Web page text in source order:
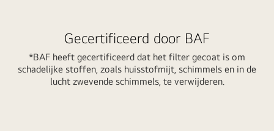
PC09ST.NSJ
Gecertificeerd door BAF
*BAF heeft gecertificeerd dat het filter gecoat is om
schadelijke stoffen, zoals huisstofmijt, schimmels en in de
lucht zwevende schimmels, te verwijderen.